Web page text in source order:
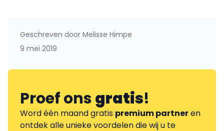
Geschreven door Melisse Himpe
9 mei 2019
Proef onsgratis!
Word één maand gratis premium partneren
ontdek alle unieke voordelen die wij u te